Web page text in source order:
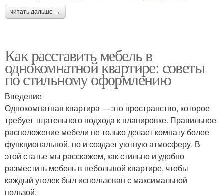
читать дальше →
Как расставить мебель в
однокомнатной квартире: советы
по стильному оформлению
Введение
Однокомнатная квартира — это пространство, которое
требует тщательного подхода к планировке. Правильное
расположение мебели не только делает комнату более
функциональной, но и создает уютную атмосферу. В
этой статье мы расскажем, как стильно и удобно
разместить мебель в небольшой квартире, чтобы
каждый уголек был использован с максимальной
пользой.